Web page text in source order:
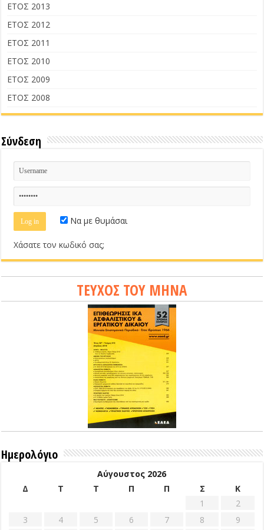
ΕΤΟΣ 2013
ΕΤΟΣ 2012
ΕΤΟΣ 2011
ΕΤΟΣ 2010
ΕΤΟΣ 2009
ΕΤΟΣ 2008
Σύνδεση
Να με θυμάσαι
Χάσατε τον κωδικό σας;
ΤΕΥΧΟΣ ΤΟΥ ΜΗΝΑ
Ημερολόγιο
Αύγουστος 2026
Δ
Τ Τ Π Π Σ
Κ
1
2
3
4 5 6 7 8
9